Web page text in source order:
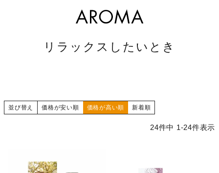
リラックスしたいとき
並び替え 価格が安い順 価格が高い順 新着順
24件中 1-24件表示